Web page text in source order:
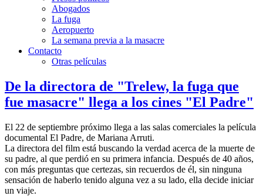
Abogados
La fuga
Aeropuerto
La semana previa a la masacre
Contacto
Otras películas
De la directora de "Trelew, la fuga que
fue masacre" llega a los cines "El Padre"
El 22 de septiembre próximo llega a las salas comerciales la película
documental El Padre, de Mariana Arruti.
La directora del film está buscando la verdad acerca de la muerte de
su padre, al que perdió en su primera infancia. Después de 40 años,
con más preguntas que certezas, sin recuerdos de él, sin ninguna
sensación de haberlo tenido alguna vez a su lado, ella decide iniciar
un viaje.